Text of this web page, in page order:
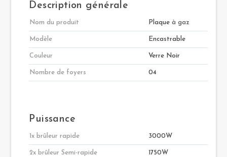
Description générale
Nom du produit Plaqueà gaz
Modèle Encastrable
Couleur Verre Noir
Nombre de foyers 04
Puissance
1x brûleur rapide 3000W
2x brûleur Semi-rapide 1750W